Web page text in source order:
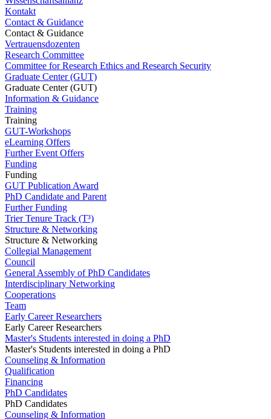
Kontakt
Contact & Guidance
Contact & Guidance
Vertrauensdozenten
Research Committee
Committee for Research Ethics and Research Security
Graduate Center (GUT)
Graduate Center (GUT)
Information & Guidance
Training
Training
GUT-Workshops
eLearning Offers
Further Event Offers
Funding
Funding
GUT Publication Award
PhD Candidate and Parent
Further Funding
Trier Tenure Track (T³)
Structure & Networking
Structure & Networking
Collegial Management
Council
General Assembly of PhD Candidates
Interdisciplinary Networking
Cooperations
Team
Early Career Researchers
Early Career Researchers
Master's Students interested in doing a PhD
Master's Students interested in doing a PhD
Counseling & Information
Qualification
Financing
PhD Candidates
PhD Candidates
Counseling & Information